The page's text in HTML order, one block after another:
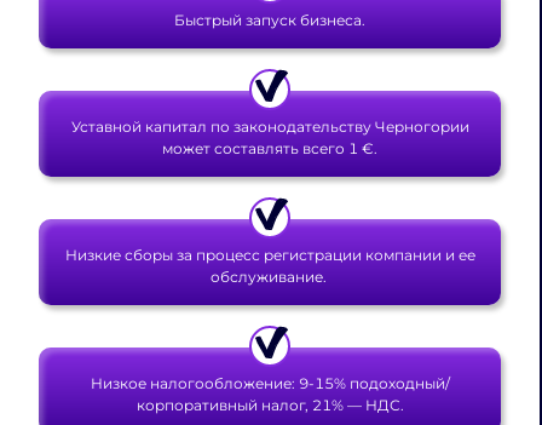
Быстрый запуск бизнеса.
Уставной капитал по законодательству Черногории
может составлять всего 1 €.
Низкие сборы за процесс регистрации компании и ее
обслуживание.
Низкое налогообложение: 9-15% подоходный/
корпоративный налог, 21% — НДС.